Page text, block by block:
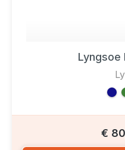
Lyngsoe
€